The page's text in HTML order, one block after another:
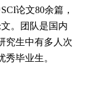
论文80余篇，
。团队是国内
究生中有多人次
毕业生。